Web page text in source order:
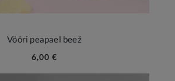
Vööri peapael beež
6,00 €